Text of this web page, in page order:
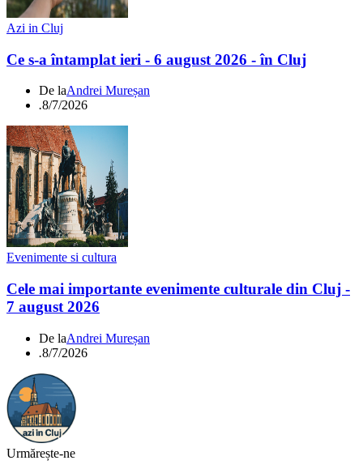
Azi in Cluj
Ce s-a întamplat ieri - 6 august 2026 - în Cluj
De laAndrei Mureșan
.8/7/2026
Evenimente si cultura
Cele mai importante evenimente culturale din Cluj -
7 august 2026
De laAndrei Mureșan
.8/7/2026
Urmărește-ne